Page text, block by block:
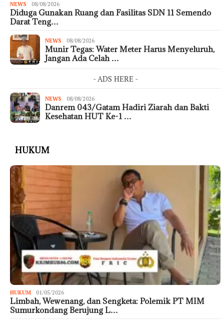
NEWS 08/08/2026
Diduga Gunakan Ruang dan Fasilitas SDN 11 Semendo
Darat Teng…
NEWS 08/08/2026
Munir Tegas: Water Meter Harus Menyeluruh,
Jangan Ada Celah …
- ADS HERE -
NEWS 08/08/2026
Danrem 043/Gatam Hadiri Ziarah dan Bakti
Kesehatan HUT Ke-1 …
HUKUM
HUKUM 01/05/2026
Limbah, Wewenang, dan Sengketa: Polemik PT MIM
Sumurkondang Berujung L…